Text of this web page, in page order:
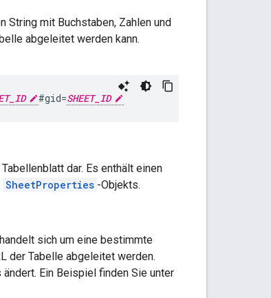
String mit Buchstaben, Zahlen und
abgeleitet werden kann.
#gid=SHEET_ID
dar. Es enthält einen
SheetProperties -Objekts.
sich um eine bestimmte
der Tabelle abgeleitet werden.
Ein Beispiel finden Sie unter